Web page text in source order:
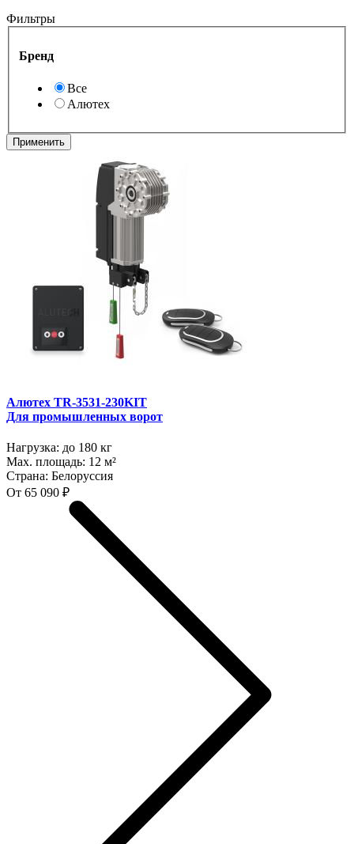
Фильтры
Бренд
Все
Алютех
Алютех TR-3531-230KIT
Для промышленных ворот
Нагрузка: до 180 кг
Max. площадь: 12 м²
Страна: Белоруссия
От 65 090 ₽